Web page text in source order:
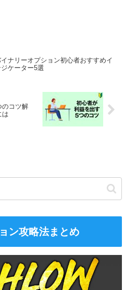
ナリーオプション初心者おすすめイ
ジケーター5選
のコツ解
は
ン攻略法まとめ